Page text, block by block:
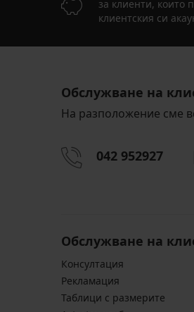
за клиенти, които
клиентския си
Обслужване на
На разположение сме
042 952927
Обслужване на
Консултация
Pекламация
Таблици с размерите